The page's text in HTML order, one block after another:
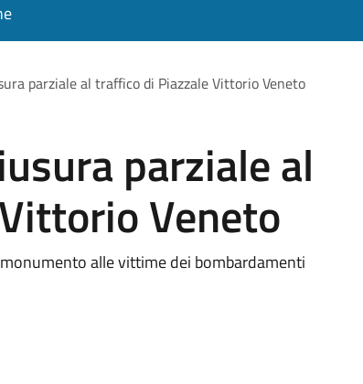
parziale al traffico di Piazzale Vittorio Veneto
parziale al
Veneto
alle vittime dei bombardamenti